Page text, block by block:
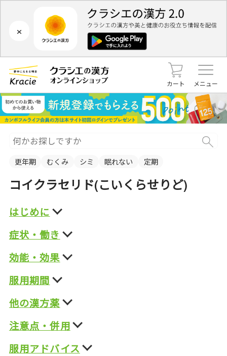
×
カート メニュー
更年期 むくみ シミ 眠れない 定期
コイクラセリド(こいくらせりど)
はじめに
症状・働き
効能・効果
服用期間
他の漢方薬
注意点・併用
服用アドバイス